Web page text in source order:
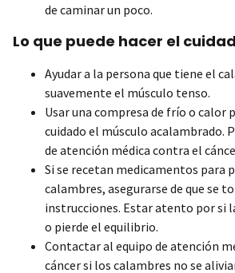
de caminar un poco.
Lo que puede hacer el
Ayudar a la persona que tiene el
suavemente el músculo tenso.
Usar una compresa de frío o calor
cuidado el músculo acalambrado.
de atención médica contra el
Si se recetan medicamentos para
calambres, asegurarse de que se
instrucciones. Estar atento por si
o pierde el equilibrio.
Contactar al equipo de atención
cáncer si los calambres no se